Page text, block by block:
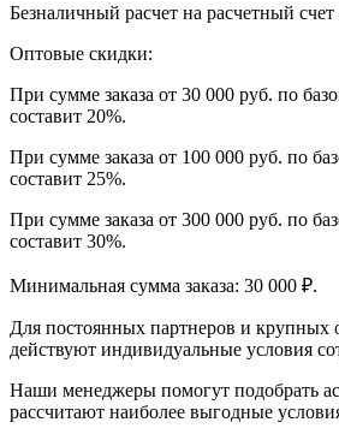
Безналичный расчет на расчетный
Оптовые скидки:
При сумме заказа от 30 000 руб. по
составит 20%.
При сумме заказа от 100 000 руб. по
составит 25%.
При сумме заказа от 300 000 руб. по
составит 30%.
Минимальная сумма заказа: 30 000 ₽.
Для постоянных партнеров и крупных
действуют индивидуальные условия
Наши менеджеры помогут подобрать
рассчитают наиболее выгодные